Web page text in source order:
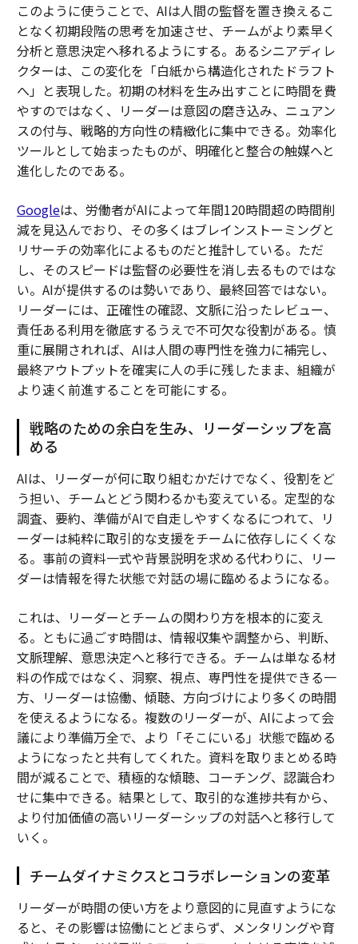
このように使うことで、AIは人間の監督を置き換えるこ
となく初期段階の思考を加速させ、チームがより素早く
分析と意思決定へ移れるようにする。あるシニアディレ
クターは、この変化を「白紙から構造化されたドラフト
へ」と表現した。初期の材料を生み出すことに時間を費
やすのではなく、リーダーは意図の磨き込み、ニュアン
スの付与、戦略的方向性の精緻化に集中できる。効率化
ツールとして始まったものが、明確化と整合の触媒へと
進化したのである。
Googleは、労働者がAIによって年間120時間超の時間削
減を見込んでおり、その多くはブレインストーミングと
リサーチの効率化によるものだと推計している。ただ
し、そのスピードは監督の必要性を消し去るものではな
い。AIが提供するのは勢いであり、最終回答ではない。
リーダーには、正確性の確認、文脈に沿ったレビュー、
責任ある利用を徹底するうえで不可欠な役割がある。慎
重に展開されれば、AIは人間の専門性を強力に補完し、
最終アウトプットを確実に人の手に残したまま、組織が
より速く前進することを可能にする。
戦略のための余白を生み、リーダーシップを高
める
AIは、リーダーが何に取り組むかだけでなく、役割をど
う担い、チームとどう関わるかも変えている。定型的な
調査、要約、準備がAIで自走しやすくなるにつれて、リ
ーダーは純粋に取引的な支援をチームに依存しにくくな
る。事前の資料一式や背景説明を求める代わりに、リー
ダーは情報を得た状態で対話の場に臨めるようになる。
これは、リーダーとチームの関わり方を根本的に変え
る。ともに過ごす時間は、情報収集や調整から、判断、
文脈理解、意思決定へと移行できる。チームは単なる材
料の作成ではなく、洞察、視点、専門性を提供できる一
方、リーダーは協働、傾聴、方向づけにより多くの時間
を使えるようになる。複数のリーダーが、AIによって会
議により準備万全で、より「そこにいる」状態で臨める
ようになったと共有してくれた。資料を取りまとめる時
間が減ることで、積極的な傾聴、コーチング、認識合わ
せに集中できる。結果として、取引的な進捗共有から、
より付加価値の高いリーダーシップの対話へと移行して
いく。
チームダイナミクスとコラボレーションの変革
リーダーが時間の使い方をより意図的に見直すようにな
ると、その影響は協働にとどまらず、メンタリングや育